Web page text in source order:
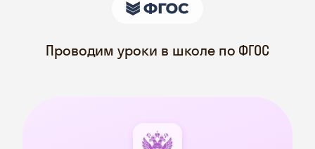
Проводим уроки в школе по ФГОС